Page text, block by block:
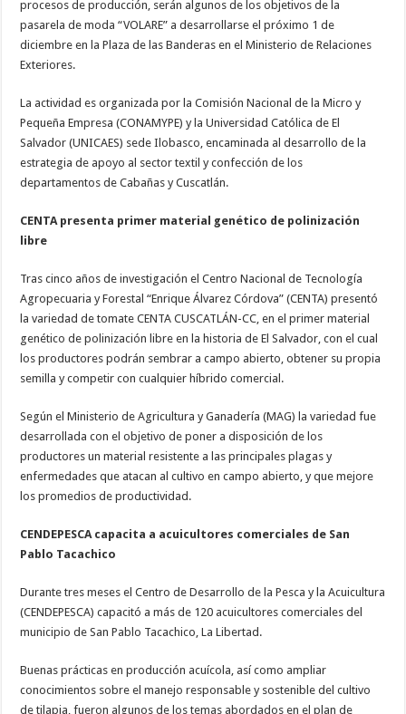
procesos de producción, serán algunos de los objetivos de la
pasarela de moda “VOLARE” a desarrollarse el próximo 1 de
diciembre en la Plaza de las Banderas en el Ministerio de Relaciones
Exteriores.
La actividad es organizada por la Comisión Nacional de la Micro y
Pequeña Empresa (CONAMYPE) y la Universidad Católica de El
Salvador (UNICAES) sede Ilobasco, encaminada al desarrollo de la
estrategia de apoyo al sector textil y confección de los
departamentos de Cabañas y Cuscatlán.
CENTA presenta primer material genético de polinización
libre
Tras cinco años de investigación el Centro Nacional de Tecnología
Agropecuaria y Forestal “Enrique Álvarez Córdova” (CENTA) presentó
la variedad de tomate CENTA CUSCATLÁN-CC, en el primer material
genético de polinización libre en la historia de El Salvador, con el cual
los productores podrán sembrar a campo abierto, obtener su propia
semilla y competir con cualquier híbrido comercial.
Según el Ministerio de Agricultura y Ganadería (MAG) la variedad fue
desarrollada con el objetivo de poner a disposición de los
productores un material resistente a las principales plagas y
enfermedades que atacan al cultivo en campo abierto, y que mejore
los promedios de productividad.
CENDEPESCA capacita a acuicultores comerciales de San
Pablo Tacachico
Durante tres meses el Centro de Desarrollo de la Pesca y la Acuicultura
(CENDEPESCA) capacitó a más de 120 acuicultores comerciales del
municipio de San Pablo Tacachico, La Libertad.
Buenas prácticas en producción acuícola, así como ampliar
conocimientos sobre el manejo responsable y sostenible del cultivo
de tilapia, fueron algunos de los temas abordados en el plan de